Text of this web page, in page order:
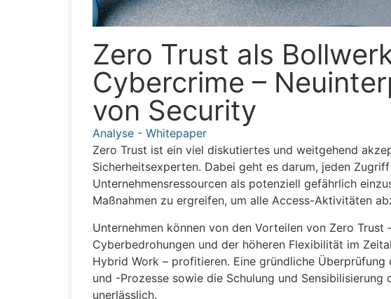
Zero Trust als
Cybercrime –
von Security
Analyse - Whitepaper
Zero Trust ist ein viel diskutiertes und weitgehend
Sicherheitsexperten. Dabei geht es darum, jeden
Unternehmensressourcen als potenziell gefährlich
Maßnahmen zu ergreifen, um alle Access-Aktivitäten
Unternehmen können von den Vorteilen von Zero Trust
Cyberbedrohungen und der höheren Flexibilität im
Hybrid Work – profitieren. Eine gründliche Überprüfung
und -Prozesse sowie die Schulung und
unerlässlich.